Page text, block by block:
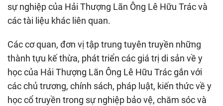
sự nghiệp của Hải Thượng Lãn Ông Lê Hữu Trác và
các tài liệu khác liên quan.
Các cơ quan, đơn vị tập trung tuyên truyền những
thành tựu kế thừa, phát triển các giá trị di sản về y
học của Hải Thượng Lãn Ông Lê Hữu Trác gắn với
các chủ trương, chính sách, pháp luật, kiến thức về y
học cổ truyền trong sự nghiệp bảo vệ, chăm sóc và